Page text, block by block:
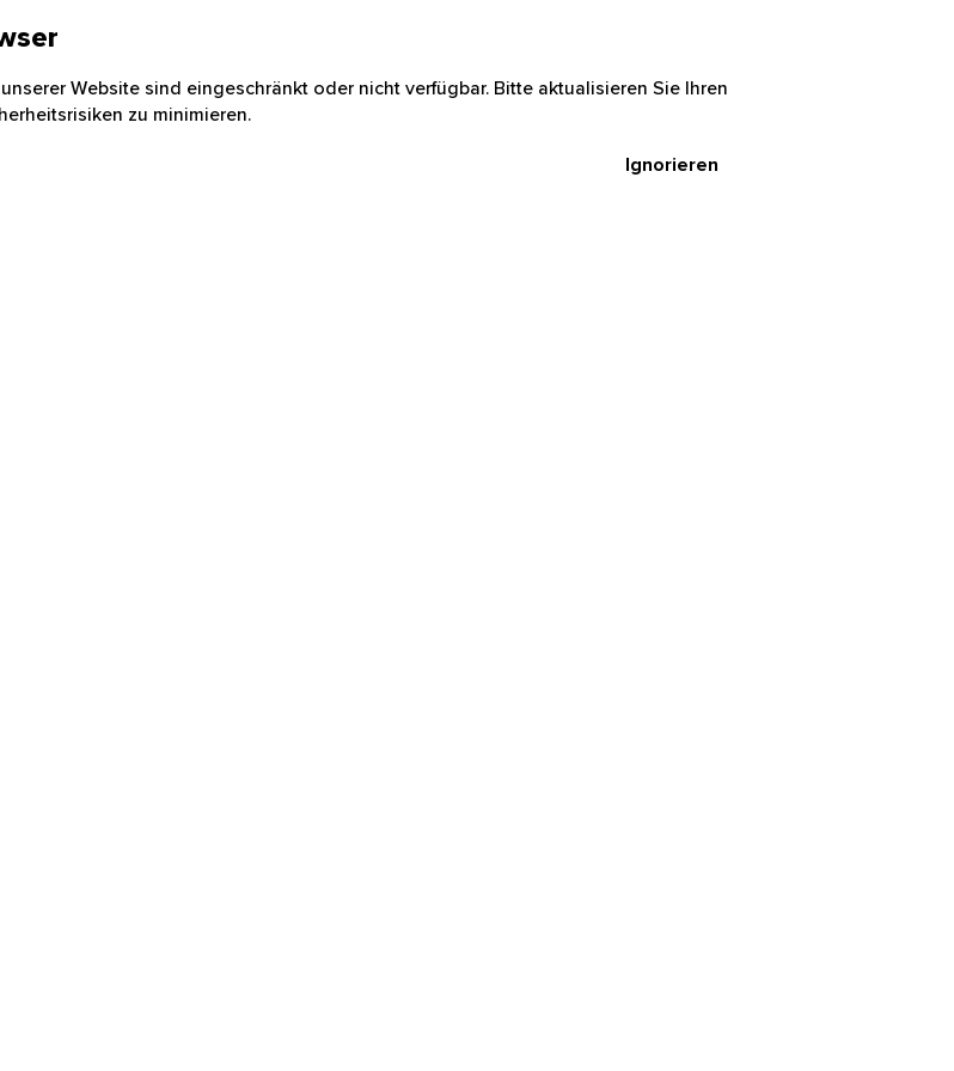
Website sind eingeschränkt oder nicht verfügbar. Bitte aktualisieren Sie Ihren
zu minimieren.
Ignorieren